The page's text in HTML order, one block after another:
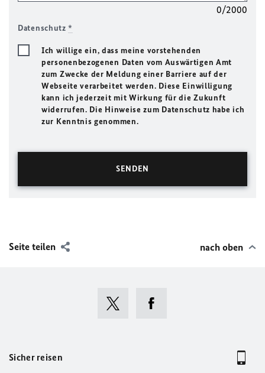
0/2000
Datenschutz*
Ich willige ein, dass meine vorstehenden
personenbezogenen Daten vom Auswärtigen Amt
zum Zwecke der Meldung einer Barriere auf der
Webseite verarbeitet werden. Diese Einwilligung
kann ich jederzeit mit Wirkung für die Zukunft
widerrufen. Die Hinweise zum Datenschutz habe ich
zur Kenntnis genommen.
Seite teilen nach oben
Sicher reisen